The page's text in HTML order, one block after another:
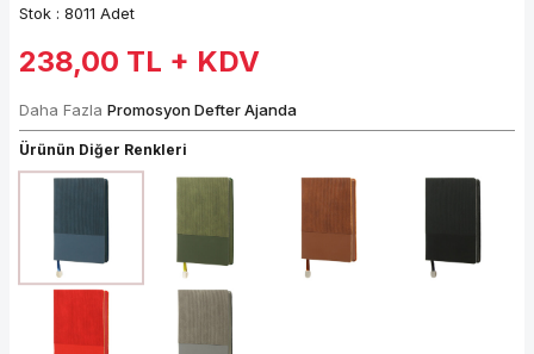
Stok : 8011 Adet
238,00 TL + KDV
Daha Fazla Promosyon Defter Ajanda
Ürünün Diğer Renkleri